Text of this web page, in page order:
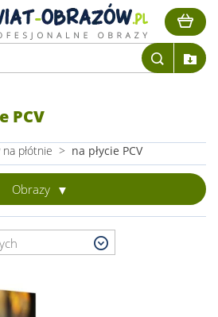
PCV
płótnie > na płycie PCV
Obrazy